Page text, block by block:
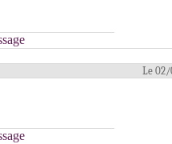
Le 02/